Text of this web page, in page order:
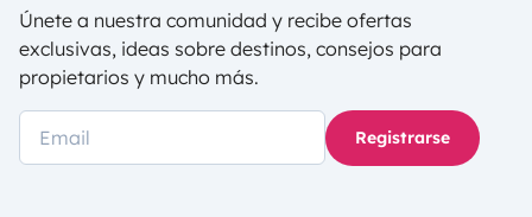
Únete a nuestra comunidad y recibe ofertas
exclusivas, ideas sobre destinos, consejos para
propietarios y mucho más.
Registrarse